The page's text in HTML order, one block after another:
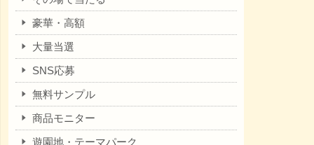
豪華・高額
大量当選
SNS応募
無料サンプル
商品モニター
遊園地・テーマパーク